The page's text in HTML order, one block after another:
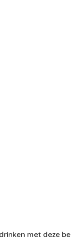
met deze